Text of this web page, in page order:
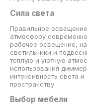
Сила света
Правильное
атмосферу
рабочее освещение,
светильники и
теплую и уютную
использования
интенсивность света
пространству.
Выбор мебели